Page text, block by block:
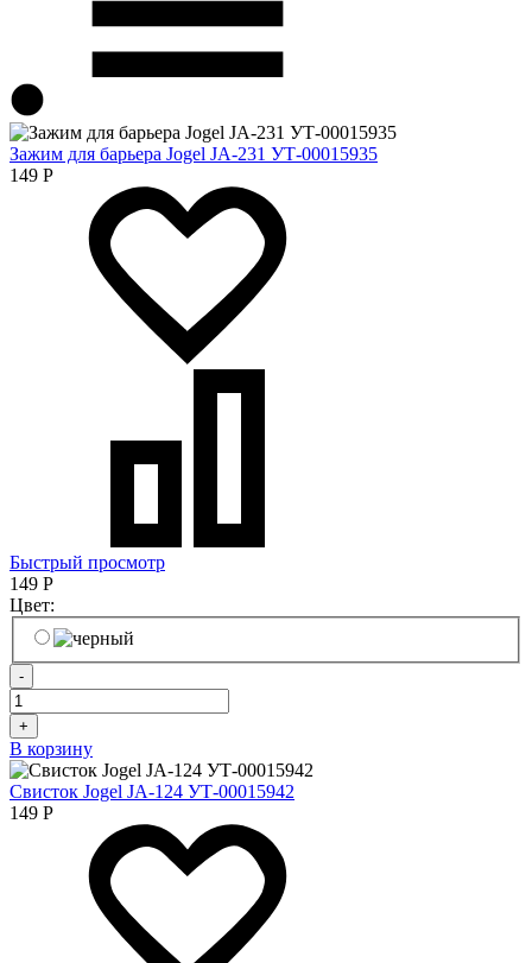
Зажим для барьера Jogel JA-231 УТ-00015935
149 Р
Быстрый просмотр
149 Р
Цвет:
-
+
В корзину
Свисток Jogel JA-124 УТ-00015942
149 Р